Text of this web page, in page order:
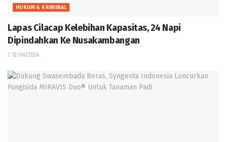
HUKUM & KRIMINAL
Lapas Cilacap Kelebihan Kapasitas, 24 Napi
Dipindahkan Ke Nusakambangan
12/06/2026